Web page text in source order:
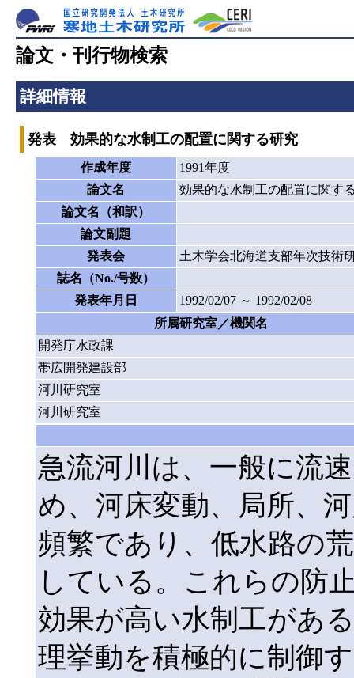
論文・刊行物検索
詳細情報
発表 効果的な水制工の配置に関する研究
作成年度
1991年度
論文名
効果的な水制工の配置に関す
論文名（和訳）
論文副題
発表会
土木学会北海道支部年次技術
誌名（No./号数）
発表年月日
1992/02/07 ～ 1992/02/08
所属研究室／機関名
開発庁水政課
帯広開発建設部
河川研究室
河川研究室
急流河川は、一般に流
め、河床変動、局所、
頻繁であり、低水路の
している。これらの防
効果が高い水制工があ
理挙動を積極的に制御